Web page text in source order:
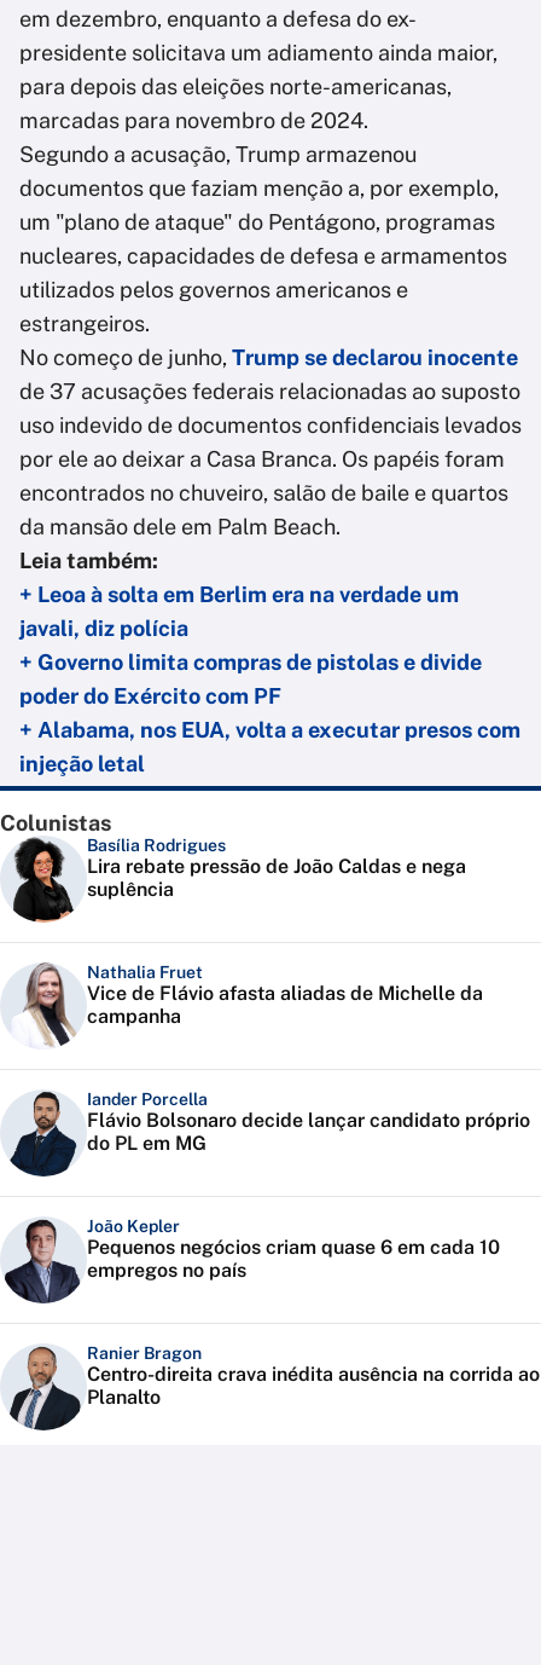
em dezembro, enquanto a defesa do ex-
presidente solicitava um adiamento ainda maior,
para depois das eleições norte-americanas,
marcadas para novembro de 2024.
Segundo a acusação, Trump armazenou
documentos que faziam menção a, por exemplo,
um "plano de ataque" do Pentágono, programas
nucleares, capacidades de defesa e armamentos
utilizados pelos governos americanos e
estrangeiros.
No começo de junho, Trump se declarou inocente
de 37 acusações federais relacionadas ao suposto
uso indevido de documentos confidenciais levados
por ele ao deixar a Casa Branca. Os papéis foram
encontrados no chuveiro, salão de baile e quartos
da mansão dele em Palm Beach.
Leia também:
+ Leoa à solta em Berlim era na verdade um
javali, diz polícia
+ Governo limita compras de pistolas e divide
poder do Exército com PF
+ Alabama, nos EUA, volta a executar presos com
injeção letal
Colunistas
Basília Rodrigues
Lira rebate pressão de João Caldas e nega
suplência
Nathalia Fruet
Vice de Flávio afasta aliadas de Michelle da
campanha
Iander Porcella
Flávio Bolsonaro decide lançar candidato próprio
do PL em MG
João Kepler
Pequenos negócios criam quase 6 em cada 10
empregos no país
Ranier Bragon
Centro-direita crava inédita ausência na corrida ao
Planalto